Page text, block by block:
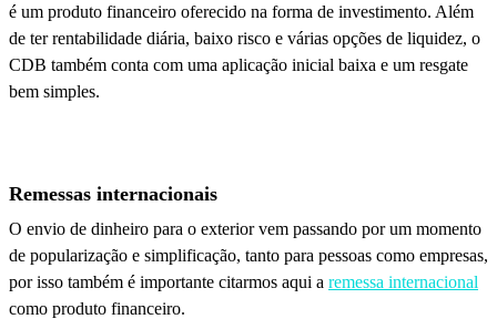
é um produto financeiro oferecido na forma de investimento. Além
de ter rentabilidade diária, baixo risco e várias opções de liquidez, o
CDB também conta com uma aplicação inicial baixa e um resgate
bem simples.
Remessas internacionais
O envio de dinheiro para o exterior vem passando por um momento
de popularização e simplificação, tanto para pessoas como empresas,
por isso também é importante citarmos aqui a remessa internacional
como produto financeiro.